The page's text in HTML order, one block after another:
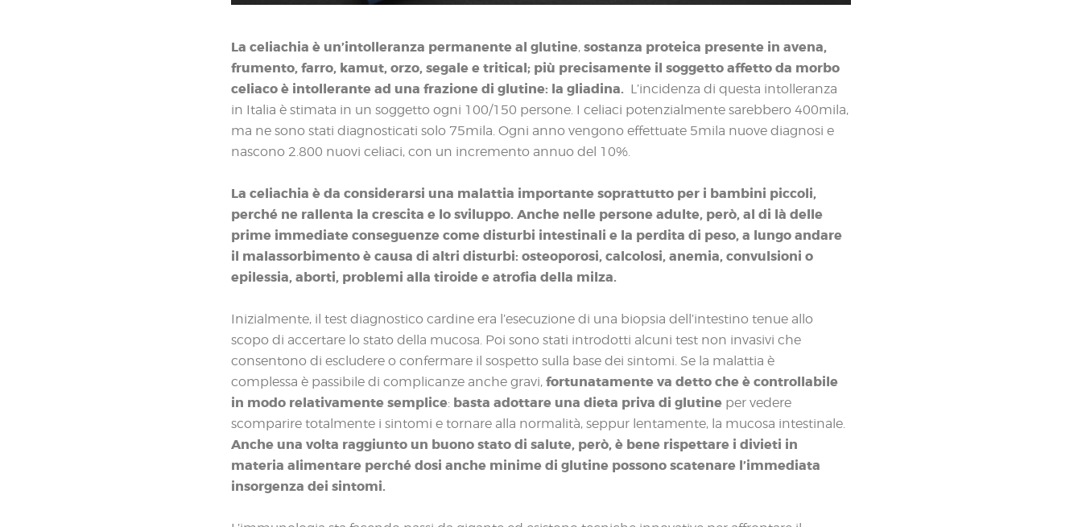
La celiachia è un’intolleranza permanente al glutine, sostanza proteica presente in avena,
frumento, farro, kamut, orzo, segale e tritical; più precisamente il soggetto affetto da morbo
celiaco è intollerante ad una frazione di glutine: la gliadina. L’incidenza di questa intolleranza
in Italia è stimata in un soggetto ogni 100/150 persone. I celiaci potenzialmente sarebbero 400mila,
ma ne sono stati diagnosticati solo 75mila. Ogni anno vengono effettuate 5mila nuove diagnosi e
nascono 2.800 nuovi celiaci, con un incremento annuo del 10%.
La celiachia è da considerarsi una malattia importante soprattutto per i bambini piccoli,
perché ne rallenta la crescita e lo sviluppo. Anche nelle persone adulte, però, al di là delle
prime immediate conseguenze come disturbi intestinali e la perdita di peso, a lungo andare
il malassorbimento è causa di altri disturbi: osteoporosi, calcolosi, anemia, convulsioni o
epilessia, aborti, problemi alla tiroide e atrofia della milza.
Inizialmente, il test diagnostico cardine era l’esecuzione di una biopsia dell’intestino tenue allo
scopo di accertare lo stato della mucosa. Poi sono stati introdotti alcuni test non invasivi che
consentono di escludere o confermare il sospetto sulla base dei sintomi. Se la malattia è
complessa è passibile di complicanze anche gravi, fortunatamente va detto che è controllabile
in modo relativamente semplice: basta adottare una dieta priva di glutine per vedere
scomparire totalmente i sintomi e tornare alla normalità, seppur lentamente, la mucosa intestinale.
Anche una volta raggiunto un buono stato di salute, però, è bene rispettare i divieti in
materia alimentare perché dosi anche minime di glutine possono scatenare l’immediata
insorgenza dei sintomi.